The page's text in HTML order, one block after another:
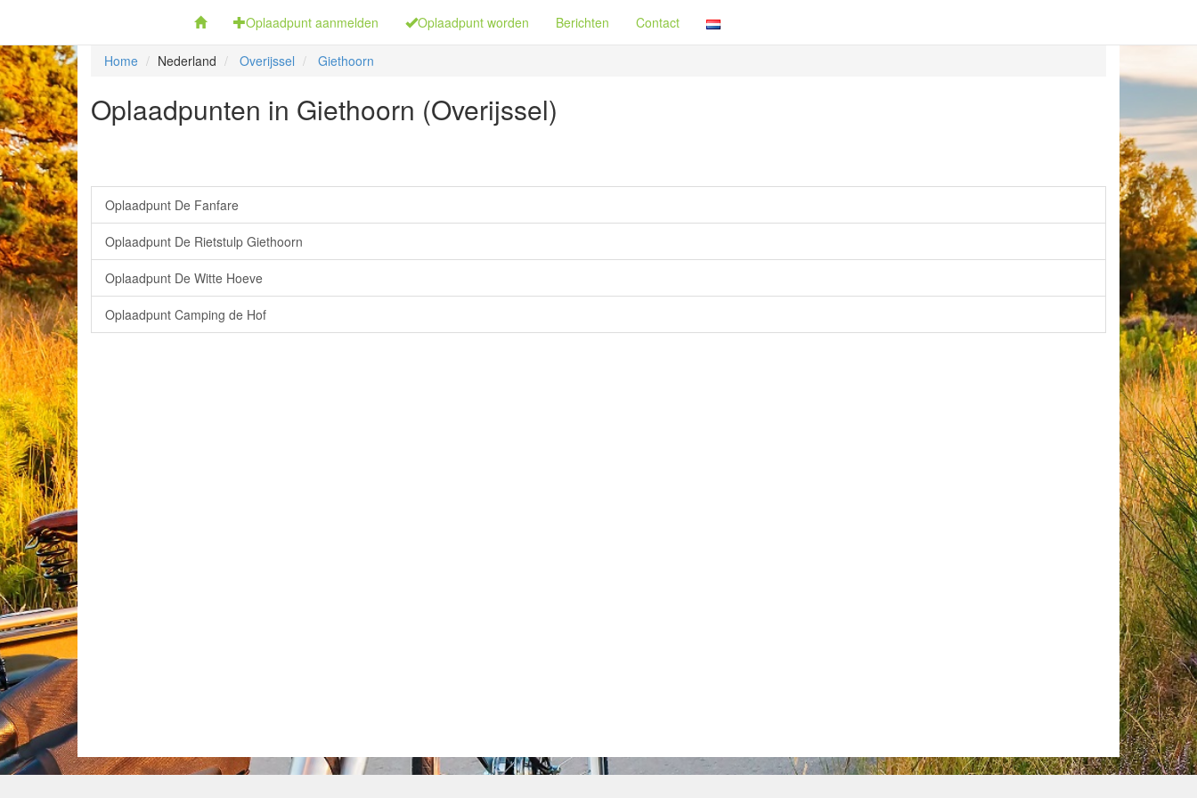
Oplaadpunt aanmelden Oplaadpunt worden Berichten Contact
Home Nederland Overijssel Giethoorn
Oplaadpunten in Giethoorn (Overijssel)
Oplaadpunt De Fanfare
Oplaadpunt De Rietstulp Giethoorn
Oplaadpunt De Witte Hoeve
Oplaadpunt Camping de Hof